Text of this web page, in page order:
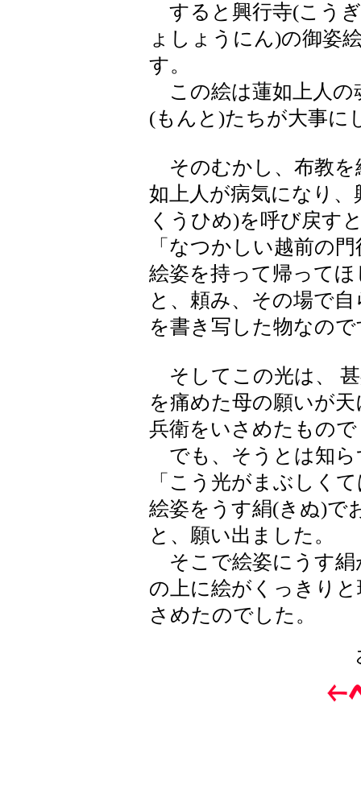
すると興行寺(こう
ょしょうにん)の御姿
す。
この絵は蓮如上人の
(もんと)たちが大事に
そのむかし、布教を
如上人が病気になり
くうひめ)を呼び戻す
「なつかしい越前の
絵姿を持って帰ってほ
と、頼み、その場で
を書き写した物なので
そしてこの光は、
を痛めた母の願いが
兵衛をいさめたもの
でも、そうとは知ら
「こう光がまぶしく
絵姿をうす絹(きぬ)で
と、願い出ました。
そこで絵姿にうす絹
の上に絵がくっきり
さめたのでした。